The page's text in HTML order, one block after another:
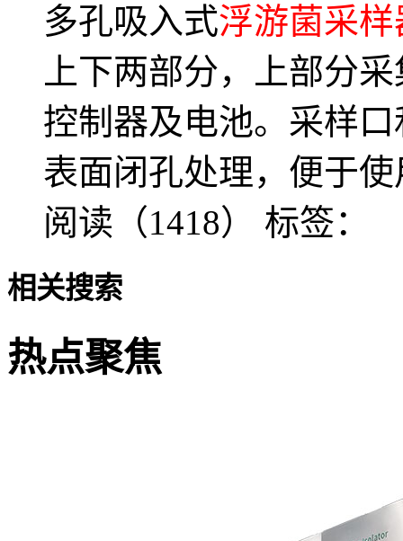
多孔吸入式浮游菌采样
上下两部分，上部分
控制器及电池。采样
表面闭孔处理，便于
阅读（1418） 标签：
相关搜索
热点聚焦